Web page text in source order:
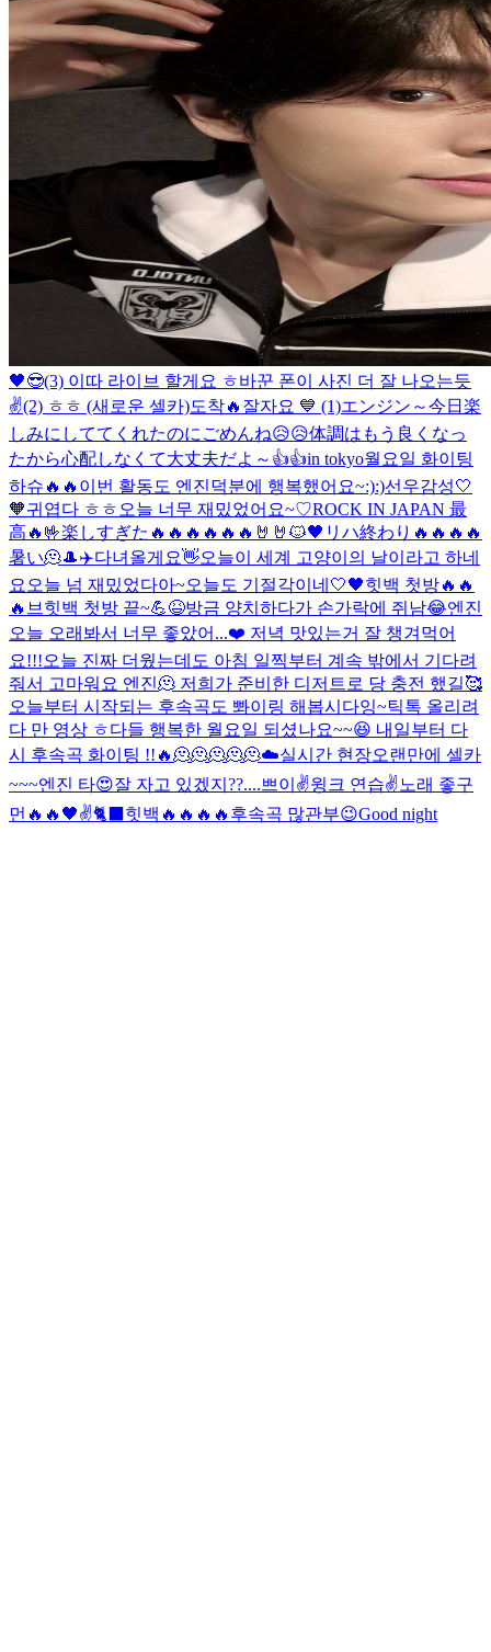
🖤😎(3) 이따 라이브 할게요 ㅎ바꾼 폰이 사진 더 잘 나오는듯
✌️(2) ㅎㅎ (새로운 셀카)도착🔥 잘자요 💙 (1)エンジン～今日楽
しみにしててくれたのにごめんね😥😥体調はもう良くなっ
たから心配しなくて大丈夫だよ～👍👍in tokyo월요일 화이팅
하슈🔥🔥 이번 활동도 엔진덕분에 행복했어요~:):)선우감성🤍
🧡귀엽다 ㅎㅎ 오늘 너무 재밌었어요~♡ROCK IN JAPAN 最
高🔥🤟楽しすぎた🔥🔥🔥🔥🔥🔥🤘🤘 🐱🖤 リハ終わり🔥🔥🔥🔥
暑い🫠🎩✈️다녀올게요👋오늘이 세계 고양이의 날이라고 하네
요 오늘 넘 재밌었다아~오늘도 기절각이네 🤍🖤힛백 첫방🔥🔥
🔥 브힛백 첫방 끝~💪😆방금 양치하다가 손가락에 쥐남😂엔진
오늘 오래봐서 너무 좋았어...❤️ 저녁 맛있는거 잘 챙겨먹어
요!!!오늘 진짜 더웠는데도 아침 일찍부터 계속 밖에서 기다려
줘서 고마워요 엔진🫠 저희가 준비한 디저트로 당 충전 했길🥰
오늘부터 시작되는 후속곡도 뽜이링 해봅시다잉~틱톡 올리려
다 만 영상 ㅎ다들 행복한 월요일 되셨나요~~😆 내일부터 다
시 후속곡 화이팅 !!🔥🫠🫠🫠🫠🫠☁️실시간 현장오랜만에 셀카
~~~엔진 타😍잘 자고 있겠지??....쁘이✌️윙크 연습✌️노래 좋구
먼🔥🔥 🖤✌️🐈‍⬛ 힛백🔥🔥🔥🔥 후속곡 많관부😉Good night